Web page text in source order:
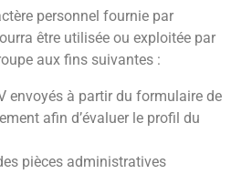
personnel fournie par
être utilisée ou exploitée par
aux fins suivantes :
envoyés à partir du formulaire de
afin d’évaluer le profil du
pièces administratives